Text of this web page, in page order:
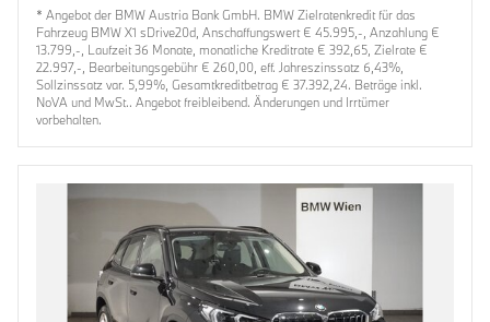
* Angebot der BMW Austria Bank GmbH. BMW Zielratenkredit für das
Fahrzeug BMW X1 sDrive20d, Anschaffungswert € 45.995,-, Anzahlung €
13.799,-, Laufzeit 36 Monate, monatliche Kreditrate € 392,65, Zielrate €
22.997,-, Bearbeitungsgebühr € 260,00, eff. Jahreszinssatz 6,43%,
Sollzinssatz var. 5,99%, Gesamtkreditbetrag € 37.392,24. Beträge inkl.
NoVA und MwSt.. Angebot freibleibend. Änderungen und Irrtümer
vorbehalten.